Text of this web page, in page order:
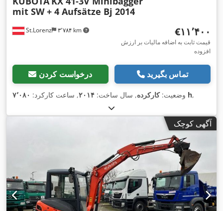
St.Lorenz ۳٬۷۸۴ km
mit SW + 4 Aufsätze Bj 2014
‎€۱۱٬۴۰۰
قیمت ثابت به اضافه مالیات بر ارزش
افزوده
درخواست کردن تماس بگیرید
وضعیت:کارکرده, سال ساخت: ۲۰۱۴, ساعت کارکرد: ۷٬۰۸۰ h,
آگهی کوچک